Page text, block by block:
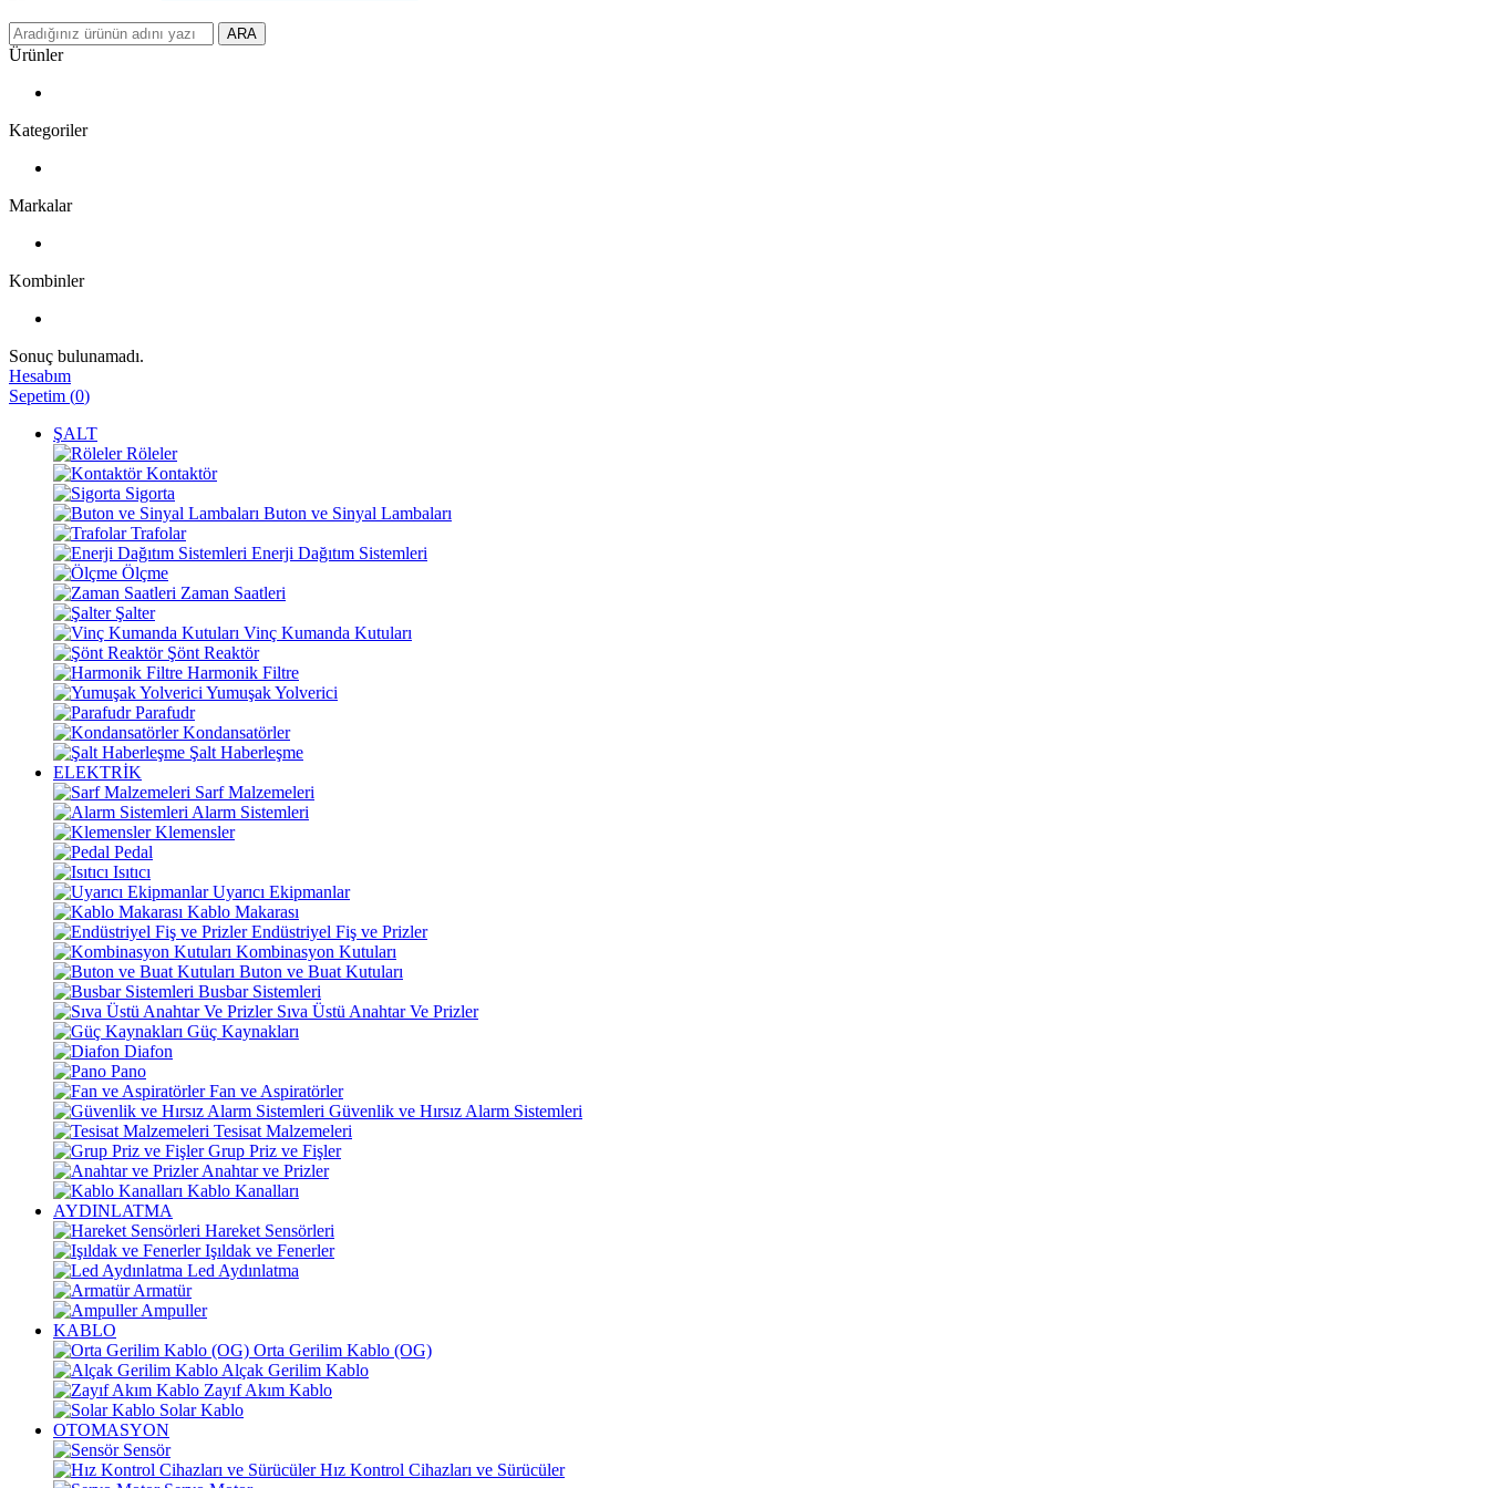
ARA
Ürünler
Kategoriler
Markalar
Kombinler
Sonuç bulunamadı.
Hesabım
Sepetim (0)
ŞALT
Röleler
Kontaktör
Sigorta
Buton ve Sinyal Lambaları
Trafolar
Enerji Dağıtım Sistemleri
Ölçme
Zaman Saatleri
Şalter
Vinç Kumanda Kutuları
Şönt Reaktör
Harmonik Filtre
Yumuşak Yolverici
Parafudr
Kondansatörler
Şalt Haberleşme
ELEKTRİK
Sarf Malzemeleri
Alarm Sistemleri
Klemensler
Pedal
Isıtıcı
Uyarıcı Ekipmanlar
Kablo Makarası
Endüstriyel Fiş ve Prizler
Kombinasyon Kutuları
Buton ve Buat Kutuları
Busbar Sistemleri
Sıva Üstü Anahtar Ve Prizler
Güç Kaynakları
Diafon
Pano
Fan ve Aspiratörler
Güvenlik ve Hırsız Alarm Sistemleri
Tesisat Malzemeleri
Grup Priz ve Fişler
Anahtar ve Prizler
Kablo Kanalları
AYDINLATMA
Hareket Sensörleri
Işıldak ve Fenerler
Led Aydınlatma
Armatür
Ampuller
KABLO
Orta Gerilim Kablo (OG)
Alçak Gerilim Kablo
Zayıf Akım Kablo
Solar Kablo
OTOMASYON
Sensör
Hız Kontrol Cihazları ve Sürücüler